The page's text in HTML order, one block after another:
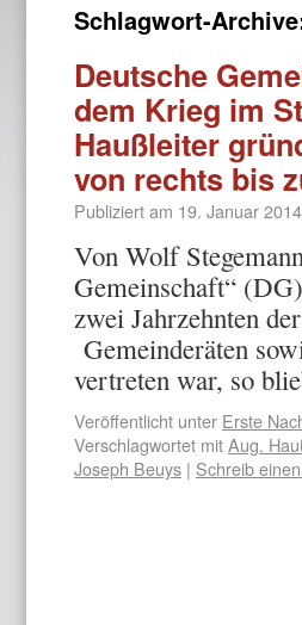
Schlagwort-
Deutsche
dem Krieg im
Haußleiter
von rechts bis
Publiziert am 19. Januar 2014
Von Wolf
Gemeinschaft“
zwei Jahrzehnten
Gemeinderäten
vertreten war, so
Veröffentlicht unter Erste
Verschlagwortet mitAug.
Joseph Beuys | Schreib